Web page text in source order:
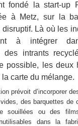
fondé la start-up
à Metz, sur la
disruptif. Là où les
à intégrer
des intrants
possible, les deux
carte du mélange.
prévoit d’incorporer
des barquettes de
souillées ou des
dans la